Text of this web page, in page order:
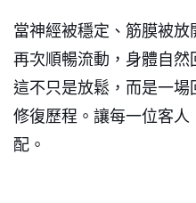
當神經被穩定、筋膜被
再次順暢流動，身體自然
這不只是放鬆，而是一
修復歷程。讓每一位客
配。